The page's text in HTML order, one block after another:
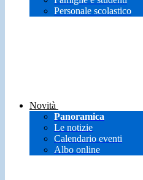
Personale scolastico
Novità
Panoramica
Le notizie
Calendario eventi
Albo online